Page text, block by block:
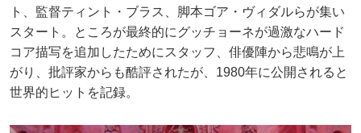
ト、監督ティント・ブラス、脚本ゴア・ヴィダルらが集い
スタート。ところが最終的にグッチョーネが過激なハード
コア描写を追加したためにスタッフ、俳優陣から悲鳴が上
がり、批評家からも酷評されたが、1980年に公開されると
世界的ヒットを記録。